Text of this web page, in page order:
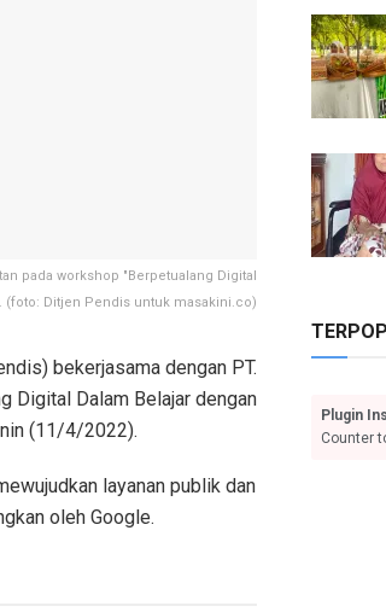
pada workshop "Berpetualang Digital
(foto: Ditjen Pendis untuk masakini.co)
bekerjasama dengan PT.
Digital Dalam Belajar dengan
(11/4/2022).
layanan publik dan
oleh Google.
Plugin
Counter